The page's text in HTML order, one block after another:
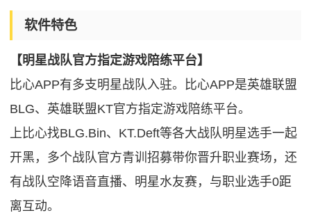
软件特色
【明星战队官方指定游戏陪练平台】
比心APP有多支明星战队入驻。比心APP是英雄联盟
BLG、英雄联盟KT官方指定游戏陪练平台。
上比心找BLG.Bin、KT.Deft等各大战队明星选手一起
开黑，多个战队官方青训招募带你晋升职业赛场，还
有战队空降语音直播、明星水友赛，与职业选手0距
离互动。